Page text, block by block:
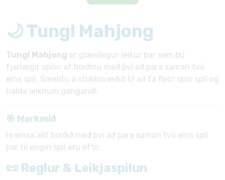
🌙 Tungl Mahjong
Tungl Mahjong er glæsilegur leikur þar sem þú
fjarlægir spilin af borðinu með því að para saman tvö
eins spil. Smelltu á stokksvæðið til að fá fleiri opin spil og
halda leiknum gangandi.
🎯 Markmið
Hreinsa allt borðið með því að para saman tvö eins spil
þar til engin spil eru eftir.
📜 Reglur & Leikjaspilun